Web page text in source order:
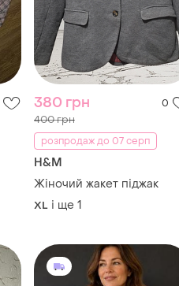
380 грн 0
400 грн
розпродаж до 07 серп
H&M
Жіночий жакет піджак
XL і ще 1